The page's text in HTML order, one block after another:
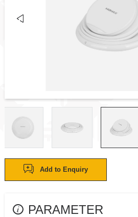
Add to Enquiry
PARAMETER